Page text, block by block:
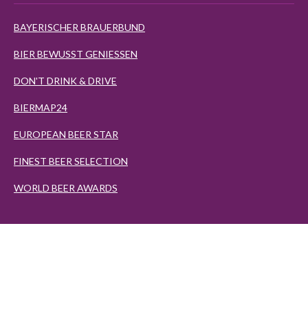
BAYERISCHER BRAUERBUND
BIER BEWUSST GENIESSEN
DON'T DRINK & DRIVE
BIERMAP24
EUROPEAN BEER STAR
FINEST BEER SELECTION
WORLD BEER AWARDS